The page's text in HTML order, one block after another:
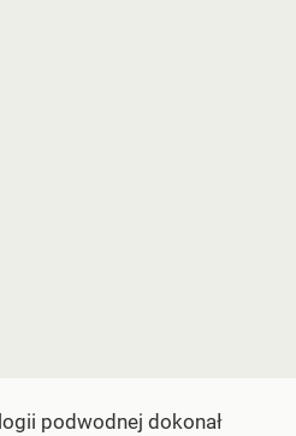
podwodnej dokonał